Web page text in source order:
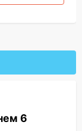
два
будет
УК
6